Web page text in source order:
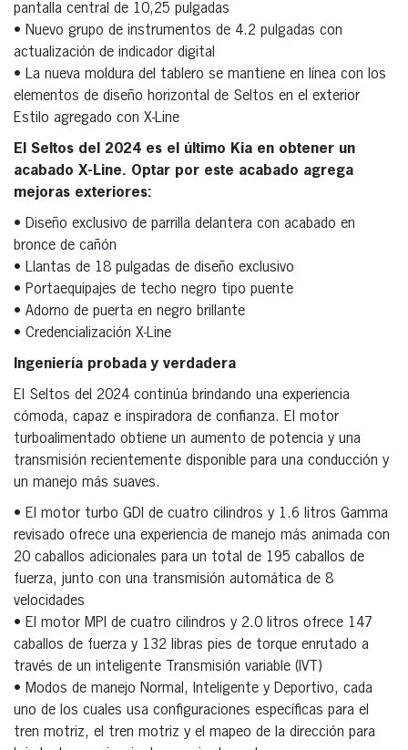
pantalla central de 10,25 pulgadas
• Nuevo grupo de instrumentos de 4.2 pulgadas con
actualización de indicador digital
• La nueva moldura del tablero se mantiene en línea con los
elementos de diseño horizontal de Seltos en el exterior
Estilo agregado con X-Line
El Seltos del 2024 es el último Kia en obtener un
acabado X-Line. Optar por este acabado agrega
mejoras exteriores:
• Diseño exclusivo de parrilla delantera con acabado en
bronce de cañón
• Llantas de 18 pulgadas de diseño exclusivo
• Portaequipajes de techo negro tipo puente
• Adorno de puerta en negro brillante
• Credencialización X-Line
Ingeniería probada y verdadera
El Seltos del 2024 continúa brindando una experiencia
cómoda, capaz e inspiradora de confianza. El motor
turboalimentado obtiene un aumento de potencia y una
transmisión recientemente disponible para una conducción y
un manejo más suaves.
• El motor turbo GDI de cuatro cilindros y 1.6 litros Gamma
revisado ofrece una experiencia de manejo más animada con
20 caballos adicionales para un total de 195 caballos de
fuerza, junto con una transmisión automática de 8
velocidades
• El motor MPI de cuatro cilindros y 2.0 litros ofrece 147
caballos de fuerza y 132 libras pies de torque enrutado a
través de un inteligente Transmisión variable (IVT)
• Modos de manejo Normal, Inteligente y Deportivo, cada
uno de los cuales usa configuraciones específicas para el
tren motriz, el tren motriz y el mapeo de la dirección para